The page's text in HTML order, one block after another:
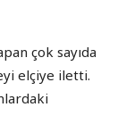
çok sayıda
elçiye iletti.